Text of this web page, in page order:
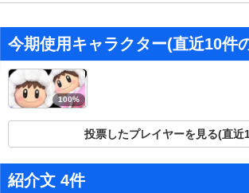
今期使用キャラクター(直近10件
100%
投票したプレイヤーを見る(直近
紹介文 4件